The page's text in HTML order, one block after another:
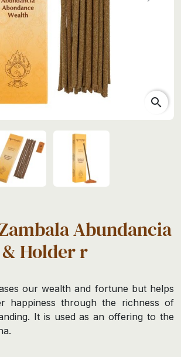
Abundancia
Holder r
our wealth and fortune but helps
happiness through the richness of
It is used as an offering to the